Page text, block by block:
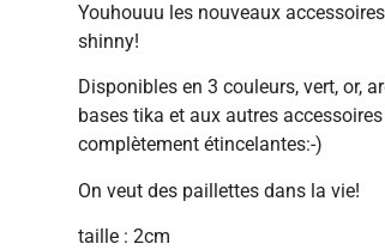
Youhouuu les nouveaux
shinny!
Disponibles en 3 couleurs, vert, or,
bases tika et aux autres
complètement étincelantes:-)
On veut des paillettes dans la vie!
taille : 2cm